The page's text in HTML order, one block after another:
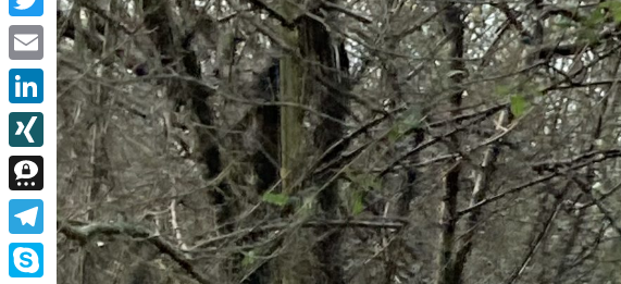
Twitter
Email
LinkedIn
XING
Threema
Telegram